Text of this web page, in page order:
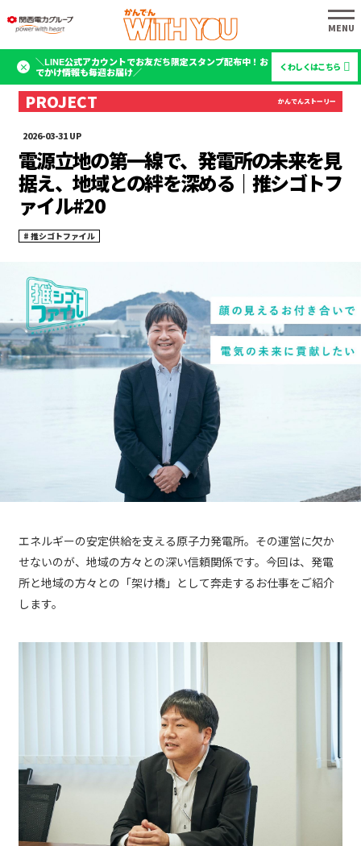
＼LINE公式アカウントでお友だち限定スタンプ配布中！お
でかけ情報も毎週お届け／
くわしくはこちら
2026-03-31
電源立地の第一線で、発電所の未来を見
据え、地域との絆を深める｜推シゴトフ
ァイル#20
推シゴトファイル
エネルギーの安定供給を支える原子力発電所。その運営に欠か
せないのが、地域の方々との深い信頼関係です。今回は、発電
所と地域の方々との「架け橋」として奔走するお仕事をご紹介
します。